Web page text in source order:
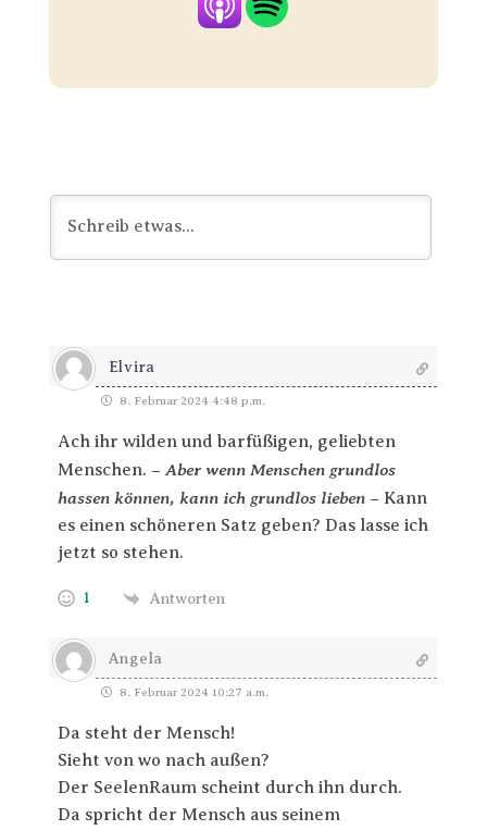
Elvira
8. Februar 2024 4:48 p.m.
Ach ihr wilden und barfüßigen, geliebten
Menschen. – Aber wenn Menschen grundlos
hassen können, kann ich grundlos lieben – Kann
es einen schöneren Satz geben? Das lasse ich
jetzt so stehen.
1 Antworten
Angela
8. Februar 2024 10:27 a.m.
Da steht der Mensch!
Sieht von wo nach außen?
Der SeelenRaum scheint durch ihn durch.
Da spricht der Mensch aus seinem